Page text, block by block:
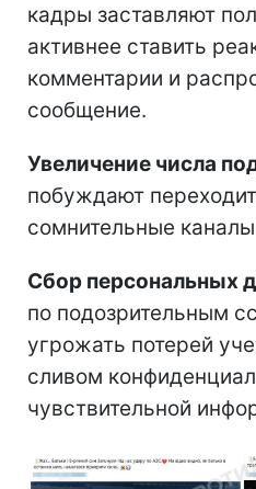
кадры заставляют
активнее ставить
комментарии и
сообщение.
Увеличение числа
побуждают
сомнительные
Сбор персональных
по подозрительным
угрожать потерей
сливом
чувствительной